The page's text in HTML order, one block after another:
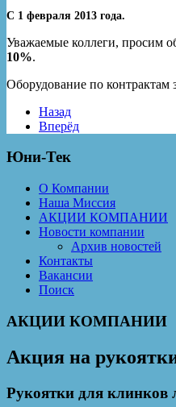
С 1 февраля 2013 года.
Уважаемые коллеги, просим
10%.
Оборудование по контрактам
Назад
Вперёд
Юни-Тек
О Компании
Наша Миссия
АКЦИИ КОМПАНИИ
Новости компании
Архив новостей
Контакты
Вакансии
Поиск
АКЦИИ КОМПАНИИ
Акция на
Рукоятки для клинков